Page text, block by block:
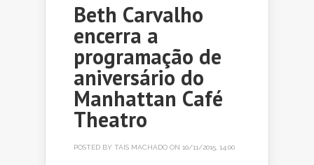
Beth Carvalho
encerra a
programação de
aniversário do
Manhattan Café
Theatro
POSTED BY TAÍS MACHADO ON 10/11/2015, 14:00